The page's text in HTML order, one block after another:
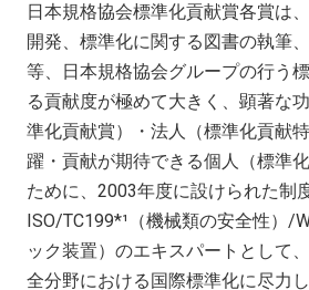
日本規格協会標準化貢献賞各賞は、
開発、標準化に関する図書の執筆
等、日本規格協会グループの行う
る貢献度が極めて大きく、顕著な
準化貢献賞）・法人（標準化貢献
躍・貢献が期待できる個人（標準
ために、 2003年度に設けられた制
ISO/TC199*¹
（機械類の安全性） /
ック装置）のエキスパートとして、
全分野における国際標準化に尽力